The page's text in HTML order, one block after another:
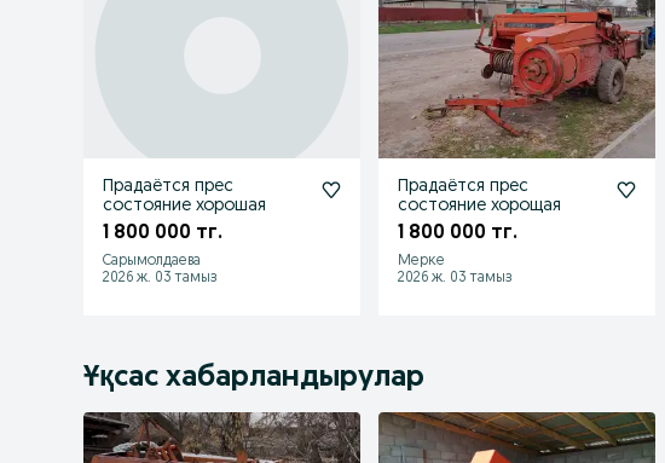
Прадаётся прес
состояние хорошая
1 800 000 тг.
Сарымолдаева
2026 ж. 03 тамыз
Прадаётся прес
состояние хорощая
1 800 000 тг.
Мерке
2026 ж. 03 тамыз
Ұқсас хабарландырулар